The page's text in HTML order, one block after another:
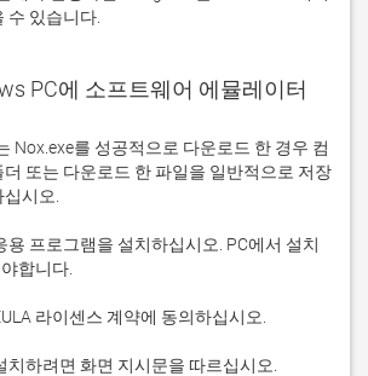
수 있습니다.
PC에 소프트웨어 에뮬레이터
Nox.exe를 성공적으로 다운로드 한 경우 컴
또는 다운로드 한 파일을 일반적으로 저장